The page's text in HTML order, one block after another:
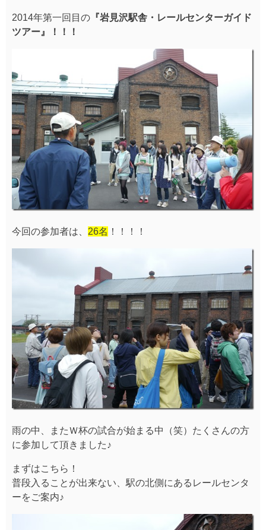
2014年第一回目の 『岩見沢駅舎・レールセンターガイド
ツアー』！！！
今回の参加者は、 26名 ！！！！
雨の中、またＷ杯の試合が始まる中（笑）たくさんの方
に参加して頂きました♪
まずはこちら！
普段入ることが出来ない、駅の北側にあるレールセンタ
ーをご案内♪